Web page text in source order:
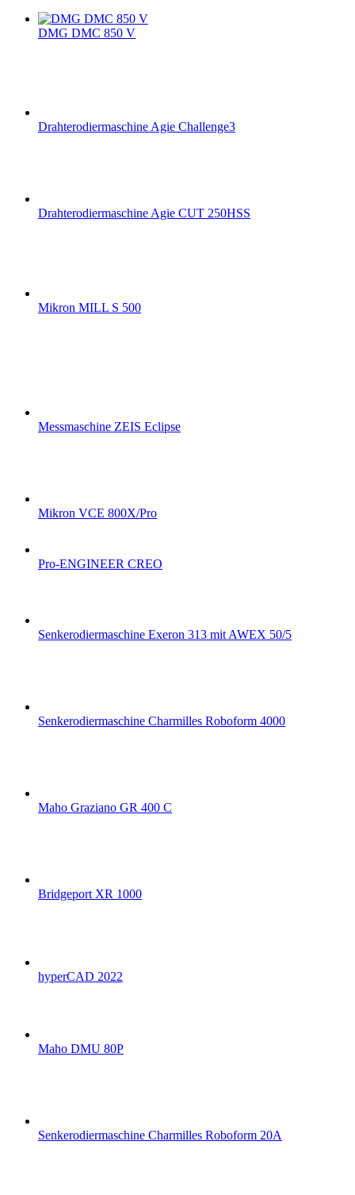
DMG DMC 850 V
Drahterodiermaschine Agie Challenge3
Drahterodiermaschine Agie CUT 250HSS
Mikron MILL S 500
Messmaschine ZEIS Eclipse
Mikron VCE 800X/Pro
Pro-ENGINEER CREO
Senkerodiermaschine Exeron 313 mit AWEX 50/5
Senkerodiermaschine Charmilles Roboform 4000
Maho Graziano GR 400 C
Bridgeport XR 1000
hyperCAD 2022
Maho DMU 80P
Senkerodiermaschine Charmilles Roboform 20A